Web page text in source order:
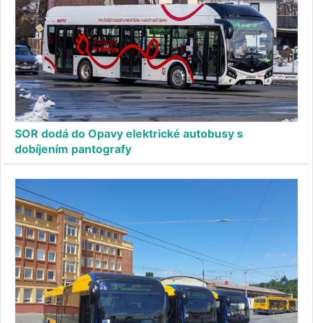
SOR dodá do Opavy elektrické autobusy s
dobíjením pantografy